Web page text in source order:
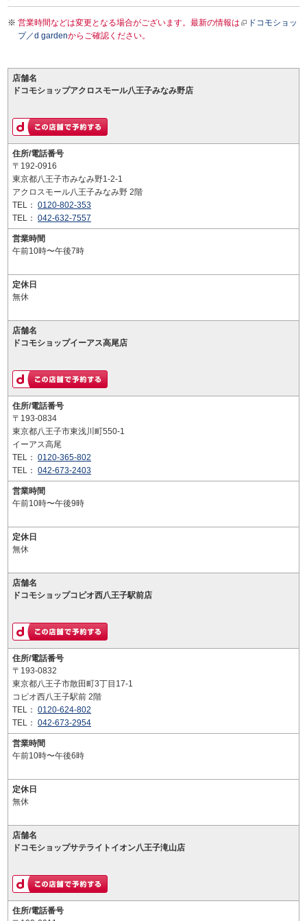
営業時間などは変更となる場合がございます。最新の情報は
ドコモショッ
プ／d gardenからご確認ください。
店舗名
ドコモショップアクロスモール八王子みなみ野店
住所/電話番号
〒192-0916
東京都八王子市みなみ野1-2-1
アクロスモール八王子みなみ野 2階
TEL： 0120-802-353
TEL： 042-632-7557
営業時間
午前10時〜午後7時
定休日
無休
店舗名
ドコモショップイーアス高尾店
住所/電話番号
〒193-0834
東京都八王子市東浅川町550-1
イーアス高尾
TEL： 0120-365-802
TEL： 042-673-2403
営業時間
午前10時〜午後9時
定休日
無休
店舗名
ドコモショップコピオ西八王子駅前店
住所/電話番号
〒193-0832
東京都八王子市散田町3丁目17-1
コピオ西八王子駅前 2階
TEL： 0120-624-802
TEL： 042-673-2954
営業時間
午前10時〜午後6時
定休日
無休
店舗名
ドコモショップサテライトイオン八王子滝山店
住所/電話番号